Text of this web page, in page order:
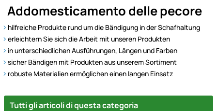
Addomesticamento delle pecore
hilfreiche Produkte rund um die Bändigung in der Schafhaltung
erleichtern Sie sich die Arbeit mit unseren Produkten
in unterschiedlichen Ausführungen, Längen und Farben
sicher Bändigen mit Produkten aus unserem Sortiment
robuste Materialien ermöglichen einen langen Einsatz
Tutti gli articoli di questa categoria